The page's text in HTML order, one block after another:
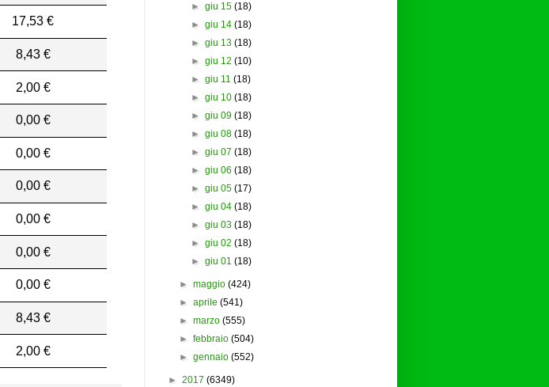
17,53 €
8,43 €
2,00 €
0,00 €
0,00 €
0,00 €
0,00 €
0,00 €
0,00 €
8,43 €
2,00 €
► giu 15 (18)
► giu 14 (18)
► giu 13 (18)
► giu 12 (10)
► giu 11 (18)
► giu 10 (18)
► giu 09 (18)
► giu 08 (18)
► giu 07 (18)
► giu 06 (18)
► giu 05 (17)
► giu 04 (18)
► giu 03 (18)
► giu 02 (18)
► giu 01 (18)
►maggio (424)
►aprile (541)
►marzo (555)
►febbraio (504)
►gennaio (552)
► 2017 (6349)